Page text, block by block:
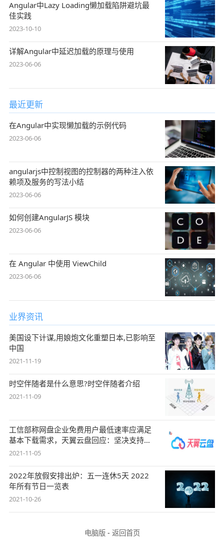
Angular中Lazy Loading懒加载陷阱避坑最
佳实践
2023-10-10
详解Angular中延迟加载的原理与使用
2023-06-06
最近更新
在Angular中实现懒加载的示例代码
2023-06-06
angularjs中控制视图的控制器的两种注入依
赖项及服务的写法小结
2023-06-06
如何创建AngularJS 模块
2023-06-06
在 Angular 中使用 ViewChild
2023-06-06
业界资讯
美国设下计谋,用娘炮文化重塑日本,已影响至
中国
2021-11-19
时空伴随者是什么意思?时空伴随者介绍
2021-11-09
工信部称网盘企业免费用户最低速率应满足
基本下载需求，天翼云盘回应：坚决支持，
始终
2021-11-05
2022年放假安排出炉：五一连休5天 2022
年所有节日一览表
2021-10-26
电脑版- 返回首页